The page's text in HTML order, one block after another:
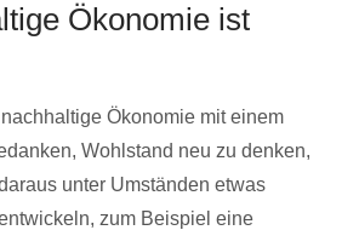
Ökonomie ist
Ökonomie mit einem
Wohlstand neu zu denken,
unter Umständen etwas
zum Beispiel eine